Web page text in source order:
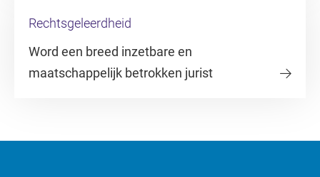
Rechtsgeleerdheid
Word een breed inzetbare en
maatschappelijk betrokken jurist